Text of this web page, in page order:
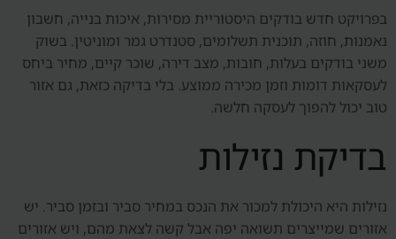
בפרויקט חדש בודקים היסטוריית מסירות, איכות בנייה, חשבון
נאמנות, חוזה, תוכנית תשלומים, סטנדרט גמר ומוניטין. בשוק
משני בודקים בעלות, חובות, מצב דירה, שוכר קיים, מחיר ביחס
לעסקאות דומות וזמן מכירה ממוצע. בלי בדיקה כזאת, גם אזור
טוב יכול להפוך לעסקה חלשה.
בדיקת נזילות
נזילות היא היכולת למכור את הנכס במחיר סביר ובזמן סביר. יש
אזורים שמייצרים תשואה יפה אבל קשה לצאת מהם, ויש אזורים